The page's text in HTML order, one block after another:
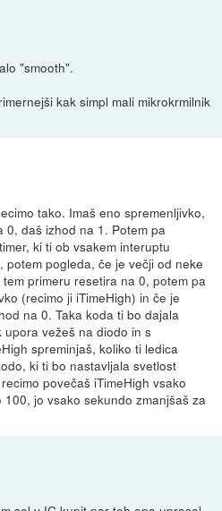
"smooth".
kak simpl mali mikrokrmilnik
tako. Imaš eno spremenljivko,
0, daš izhod na 1. Potem pa
ki ti ob vsakem interuptu
pogleda, če je večji od neke
primeru resetira na 0, potem pa
(recimo ji iTimeHigh) in če je
na 0. Taka koda ti bo dajala
upora vežeš na diodo in s
spreminjaš, koliko ti ledica
ki ti bo nastavljala svetlost
povečaš iTimeHigh vsako
jo vsako sekundo zmanjšaš za